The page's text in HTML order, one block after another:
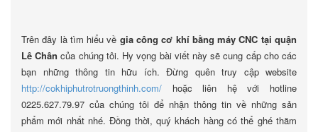
Trên đây là tìm hiểu về gia công cơ khí bằng máy CNC tại quận
Lê Châncủa chúng tôi. Hy vọng bài viết này sẽ cung cấp cho các
bạn những thông tin hữu ích. Đừng quên truy cập website
http://cokhiphutrotruongthinh.com/ hoặc liên hệ với hotline
0225.627.79.97 của chúng tôi để nhận thông tin về những sản
phẩm mới nhất nhé. Đồng thời, quý khách hàng có thể ghé thăm